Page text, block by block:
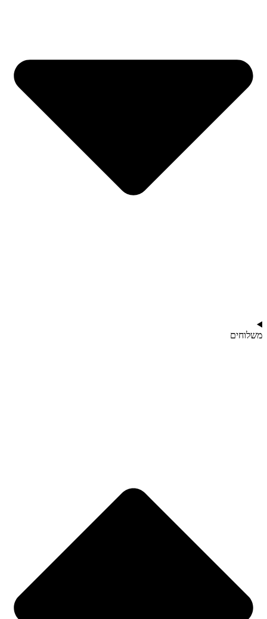
משלוחים